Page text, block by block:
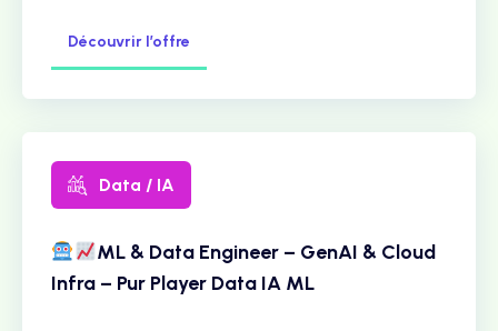
Découvrir l’offre
Data / IA
ML & Data Engineer – GenAI & Cloud
Infra – Pur Player Data IA ML